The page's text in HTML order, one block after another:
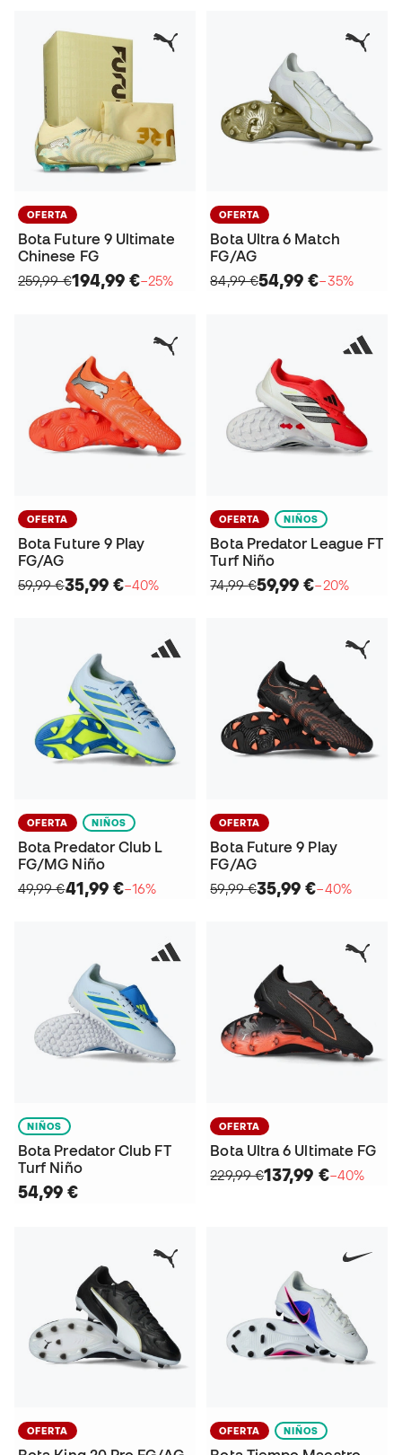
OFERTA
Bota Future 9 Ultimate
Chinese FG
259,99 €194,99 €−25%
OFERTA
Bota Ultra 6 Match
FG/AG
84,99 €54,99 €−35%
OFERTA
Bota Future 9 Play
FG/AG
59,99 €35,99 €−40%
OFERTA NIÑOS
Bota Predator League FT
Turf Niño
74,99 €59,99 €−20%
OFERTA NIÑOS
Bota Predator Club L
FG/MG Niño
49,99 €41,99 €−16%
OFERTA
Bota Future 9 Play
FG/AG
59,99 €35,99 €−40%
NIÑOS
Bota Predator Club FT
Turf Niño
54,99 €
OFERTA
Bota Ultra 6 Ultimate FG
229,99 €137,99 €−40%
OFERTA OFERTA NIÑOS